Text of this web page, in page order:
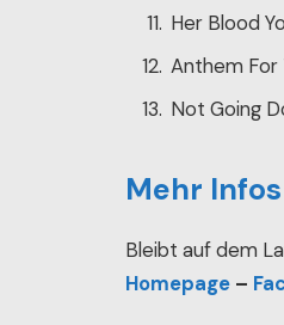
Her Blood
Anthem For
Not Going
Mehr Infos
Bleibt auf dem
Homepage –